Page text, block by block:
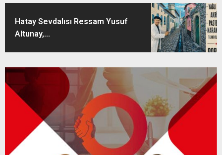
Hatay Sevdalısı Ressam Yusuf
Altunay,...